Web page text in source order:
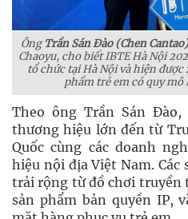
ÔngTrần Sán Đào (Chen Cantao)
Chaoyu, cho biết IBTE Hà Nội
tổ chức tại Hà Nội và hiện
phẩm trẻ em có quy
Theo ông Trần Sán
thương hiệu lớn đến từ
Quốc cùng các doanh
hiệu nội địa Việt Nam.
trải rộng từ đồ chơi truyền
sản phẩm bản quyền IP,